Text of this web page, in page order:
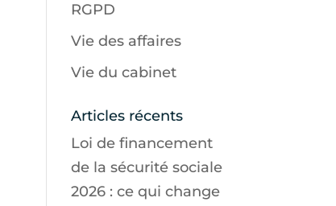
RGPD
Vie des affaires
Vie du cabinet
Articles récents
Loi de financement
de la sécurité sociale
2026 : ce qui change